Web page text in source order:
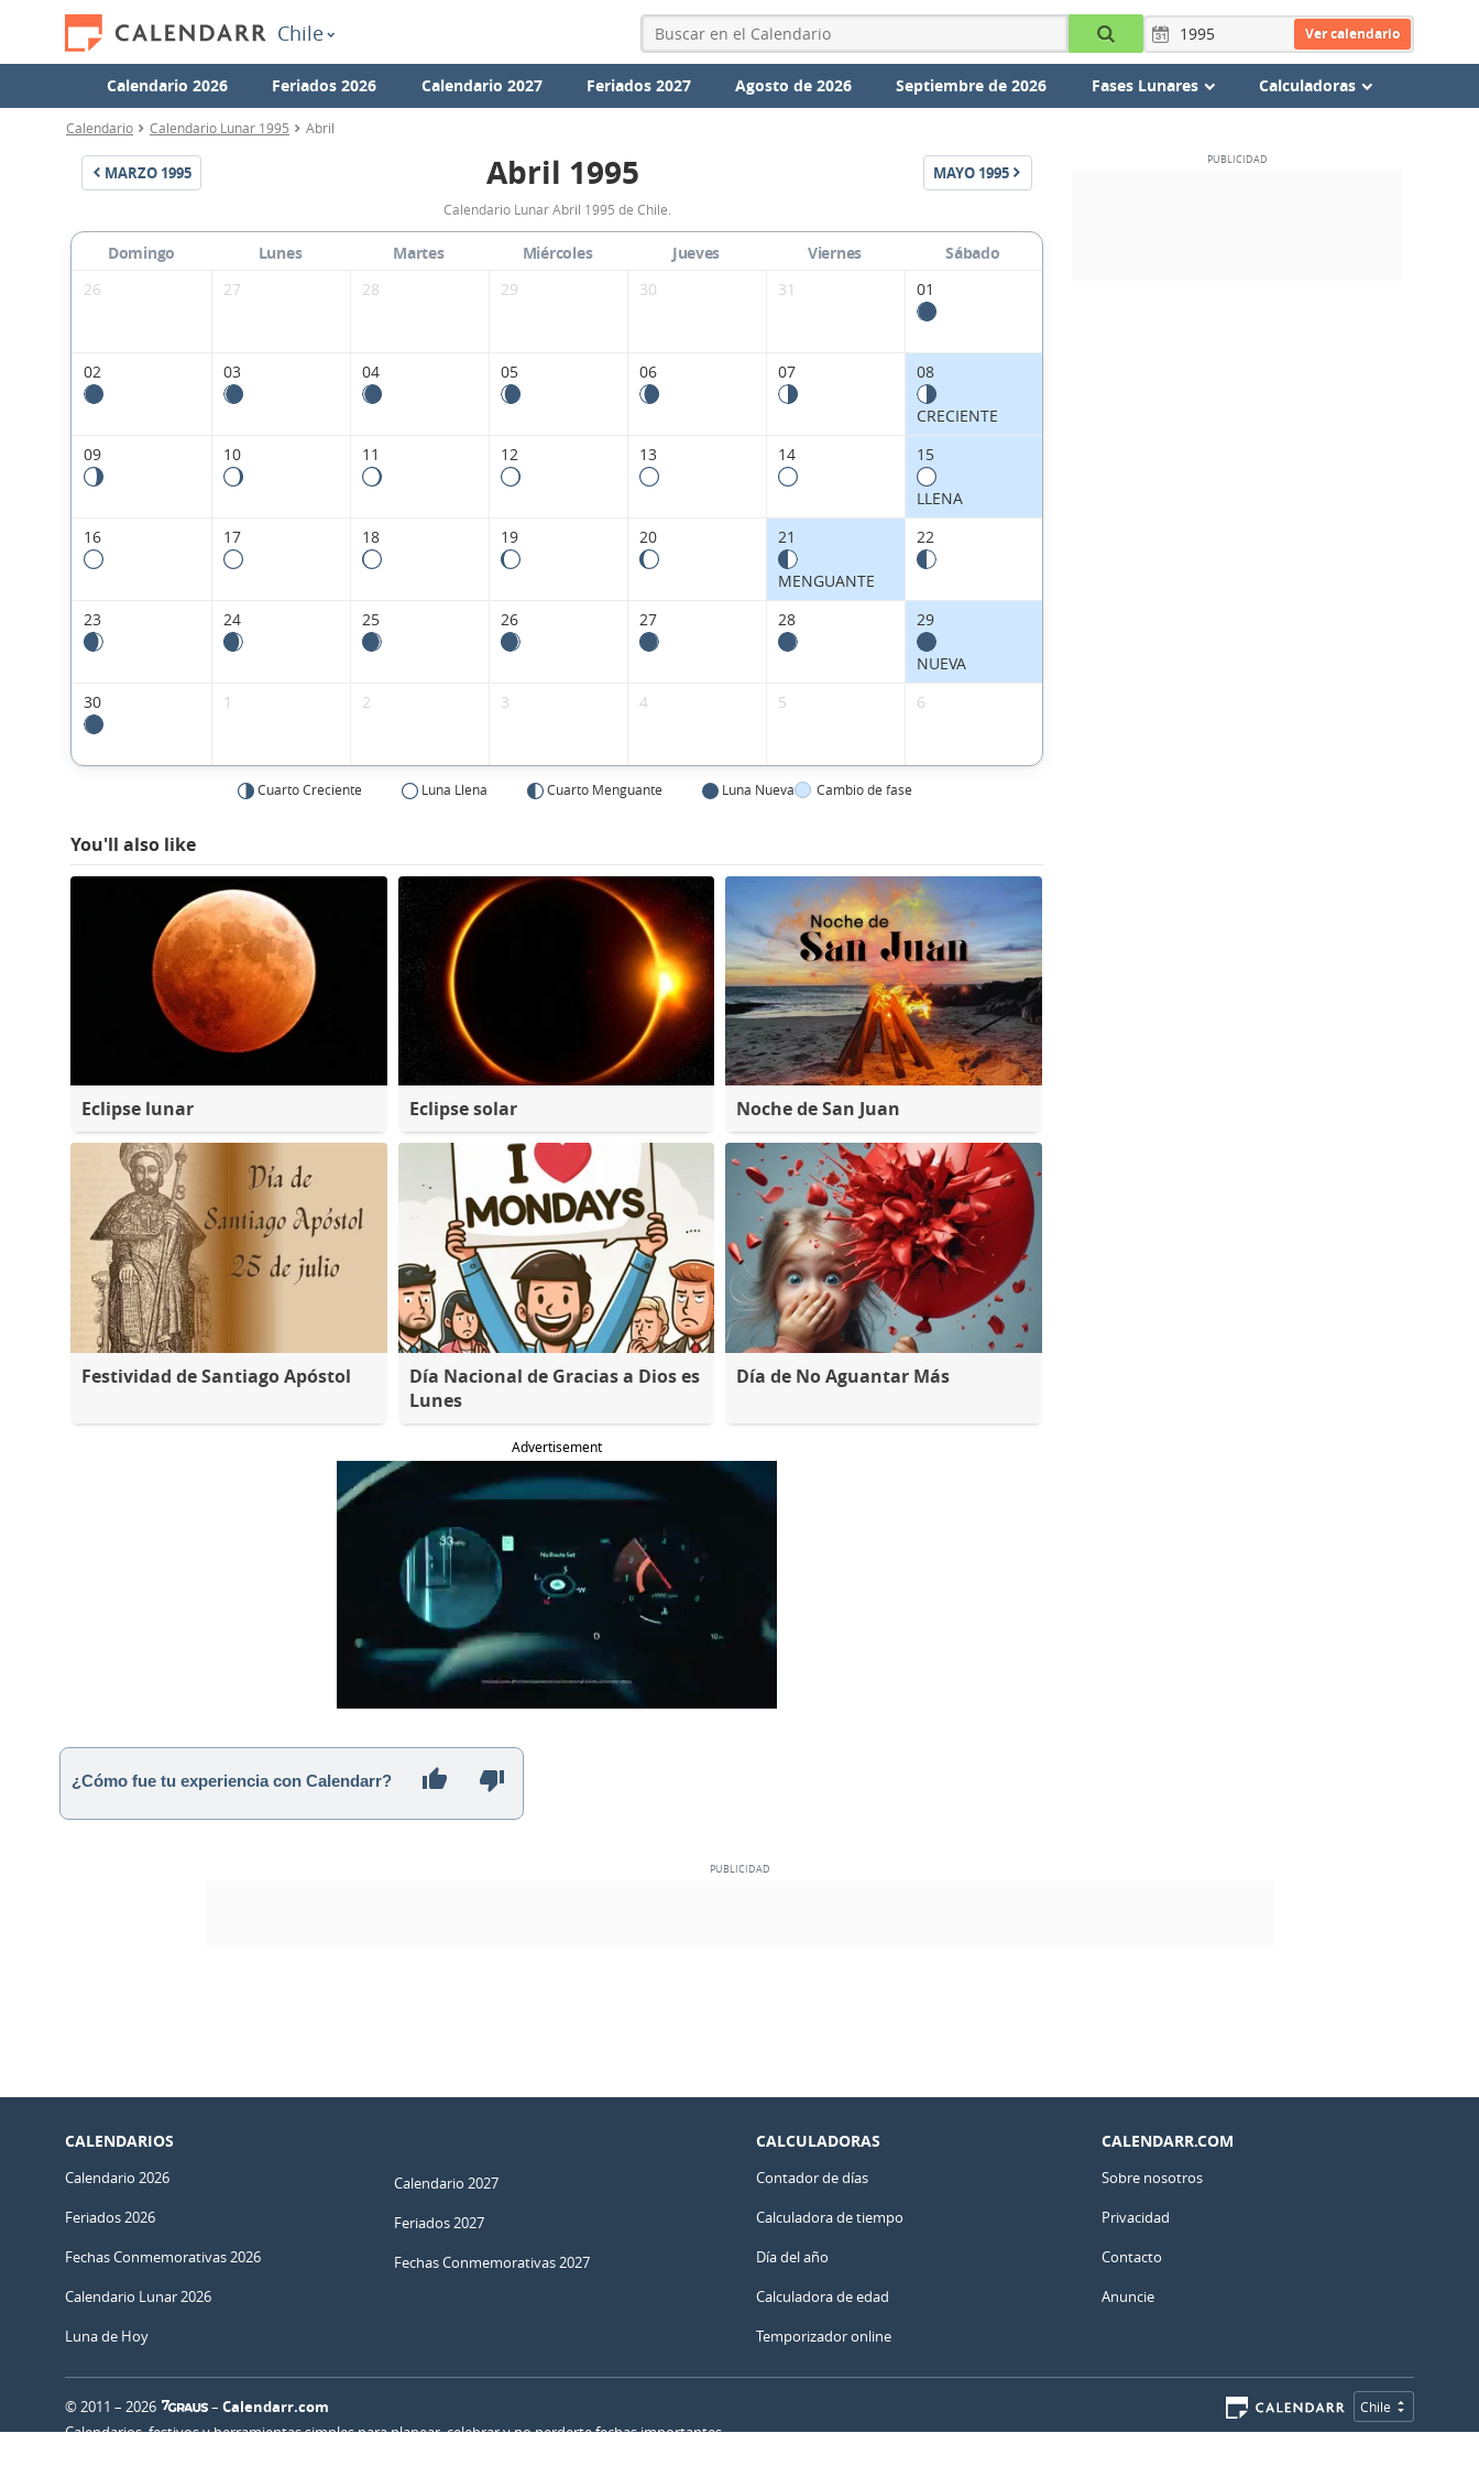
Chile Ver calendario
Calendario 2026 Feriados 2026 Calendario 2027 Feriados 2027 Agosto de 2026 Septiembre de 2026 Fases Lunares Calculadoras
Calendario Calendario Lunar 1995 Abril
MARZO 1995
Calendario
Lunar
Abril
Chile.
Abril 1995 MAYO 1995
Calendario Lunar Abril 1995 de Chile.
Domingo Lunes Martes Miércoles Jueves Viernes
Sábado
26
27 28 29 30 31 01
02 03 04 05 06 07 08
CRECIENTE
09
10 11 12 13 14 15
LLENA
16
17 18 19 20 21
MENGUANTE
22
23 24 25 26 27 28 29
NUEVA
30
1 2 3 4 5 6
Cuarto Creciente Luna Llena Cuarto Menguante Luna Nueva Cambio de fase
You'll also like
Eclipse lunar Eclipse solar Noche de San Juan
Festividad de Santiago Apóstol
Día Nacional de Gracias a Dios es
Lunes
Día de No Aguantar Más
Advertisement
¿Cómo fue tu experiencia con Calendarr?
CALENDARIOS
Calendario 2026
Feriados 2026
Fechas Conmemorativas 2026
Calendario Lunar 2026
Luna de Hoy
Calendario 2027
Feriados 2027
Fechas Conmemorativas 2027
CALCULADORAS
Contador de días
Calculadora de tiempo
Día del año
Calculadora de edad
Temporizador online
CALENDARR.COM
Sobre nosotros
Privacidad
Contacto
Anuncie
Chile
© 2011 – 2026 – Calendarr.com
Calendarios, festivos y herramientas simples para planear, celebrar y no perderte fechas importantes.